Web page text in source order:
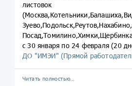
листовок
с 30 января по 24 февраля (20
ДО "ИМЭИ" (Прямой
Читать полностью…